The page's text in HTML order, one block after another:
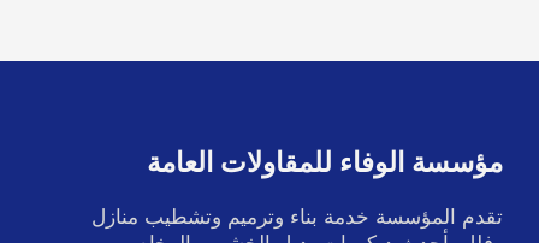
مؤسسة الوفاء للمقاولات العامة
تقدم المؤسسة خدمة بناء وترميم وتشطيب منازل